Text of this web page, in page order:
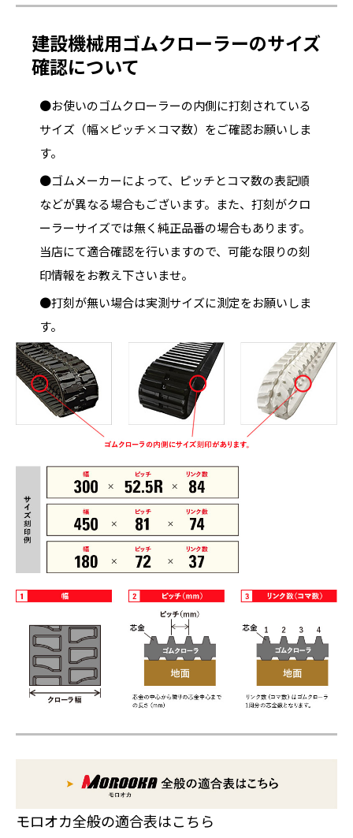
建設機械用ゴムクローラーのサイズ
確認について
●お使いのゴムクローラーの内側に打刻されている
サイズ（幅×ピッチ×コマ数）をご確認お願いしま
す。
●ゴムメーカーによって、ピッチとコマ数の表記順
などが異なる場合もございます。また、打刻がクロ
ーラーサイズでは無く純正品番の場合もあります。
当店にて適合確認を行いますので、可能な限りの刻
印情報をお教え下さいませ。
●打刻が無い場合は実測サイズに測定をお願いしま
す。
モロオカ全般の適合表はこちら